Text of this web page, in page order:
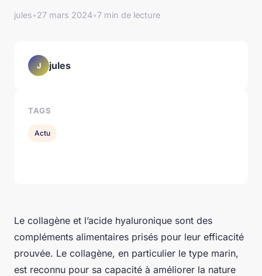
jules•27 mars 2024•7 min de lecture
Le collagène et l’acide hyaluronique sont des
compléments alimentaires prisés pour leur efficacité
prouvée. Le collagène, en particulier le type marin,
est reconnu pour sa capacité à améliorer la nature
J jules
TAGS
Actu